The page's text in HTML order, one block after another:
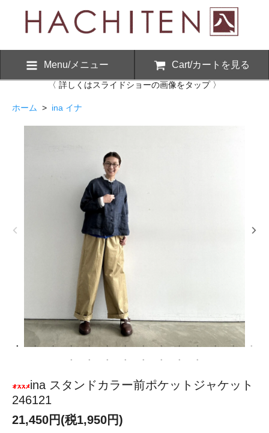
Menu/メニュー Cart/カートを見る
〈 詳しくはスライドショーの画像をタップ 〉
ホーム > ina イナ
ina スタンドカラー前ポケットジャケット
246121
21,450円(税1,950円)